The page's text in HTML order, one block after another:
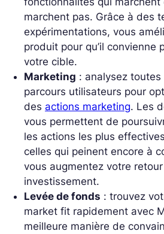
marchent pas. Grâce à des
expérimentations, vous
produit pour qu’il convienne
votre cible.
Marketing : analysez
parcours utilisateurs pour
des actions marketing. Les
vous permettent de
les actions les plus
celles qui peinent encore à
vous augmentez votre
investissement.
Levée de fonds : trouvez
market fit rapidement avec
meilleure manière de